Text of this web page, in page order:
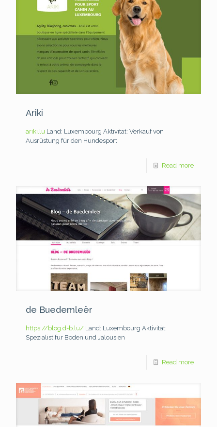
Ariki
ariki.lu Land: Luxembourg Aktivität: Verkauf von
Ausrüstung für den Hundesport
Read more
de Buedemleër
https://blog.d-b.lu/ Land: Luxembourg Aktivität:
Spezialist für Böden und Jalousien
Read more